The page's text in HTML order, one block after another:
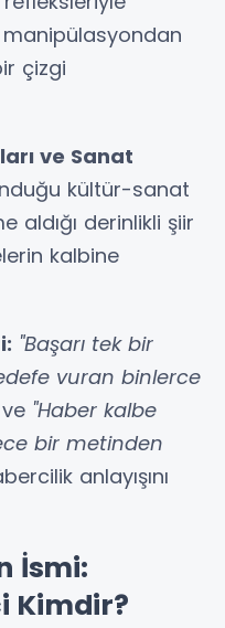
manipülasyondan
çizgi
ve Sanat
kültür-sanat
aldığı derinlikli şiir
kalbine
"Başarı tek bir
vuran binlerce
"Haber kalbe
bir metinden
anlayışını
İsmi:
Kimdir?